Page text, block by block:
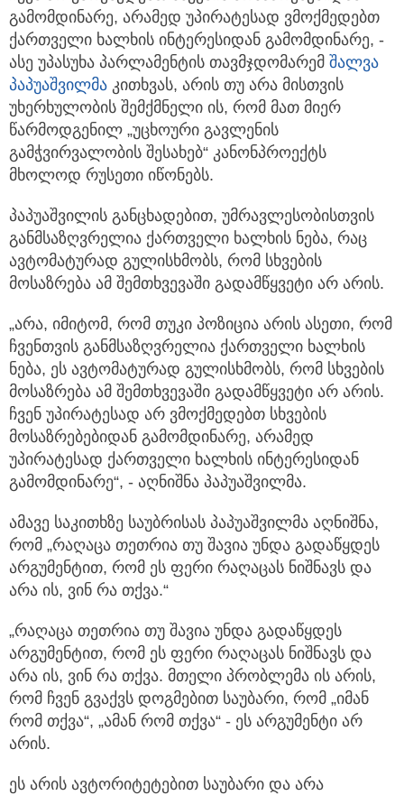
გამომდინარე, არამედ უპირატესად ვმოქმედებთ
ქართველი ხალხის ინტერესიდან გამომდინარე, -
ასე უპასუხა პარლამენტის თავმჯდომარემ შალვა
პაპუაშვილმა კითხვას, არის თუ არა მისთვის
უხერხულობის შემქმნელი ის, რომ მათ მიერ
წარმოდგენილ „უცხოური გავლენის
გამჭვირვალობის შესახებ“ კანონპროექტს
მხოლოდ რუსეთი იწონებს.
პაპუაშვილის განცხადებით, უმრავლესობისთვის
განმსაზღვრელია ქართველი ხალხის ნება, რაც
ავტომატურად გულისხმობს, რომ სხვების
მოსაზრება ამ შემთხვევაში გადამწყვეტი არ არის.
„არა, იმიტომ, რომ თუკი პოზიცია არის ასეთი, რომ
ჩვენთვის განმსაზღვრელია ქართველი ხალხის
ნება, ეს ავტომატურად გულისხმობს, რომ სხვების
მოსაზრება ამ შემთხვევაში გადამწყვეტი არ არის.
ჩვენ უპირატესად არ ვმოქმედებთ სხვების
მოსაზრებებიდან გამომდინარე, არამედ
უპირატესად ქართველი ხალხის ინტერესიდან
გამომდინარე“, - აღნიშნა პაპუაშვილმა.
ამავე საკითხზე საუბრისას პაპუაშვილმა აღნიშნა,
რომ „რაღაცა თეთრია თუ შავია უნდა გადაწყდეს
არგუმენტით, რომ ეს ფერი რაღაცას ნიშნავს და
არა ის, ვინ რა თქვა.“
„რაღაცა თეთრია თუ შავია უნდა გადაწყდეს
არგუმენტით, რომ ეს ფერი რაღაცას ნიშნავს და
არა ის, ვინ რა თქვა. მთელი პრობლემა ის არის,
რომ ჩვენ გვაქვს დოგმებით საუბარი, რომ „იმან
რომ თქვა“, „ამან რომ თქვა“ - ეს არგუმენტი არ
არის.
ეს არის ავტორიტეტებით საუბარი და არა